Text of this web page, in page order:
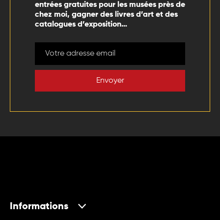
entrées gratuites pour les musées près de
chez moi, gagner des livres d’art et des
catalogues d’exposition…
Envoyer
Informations